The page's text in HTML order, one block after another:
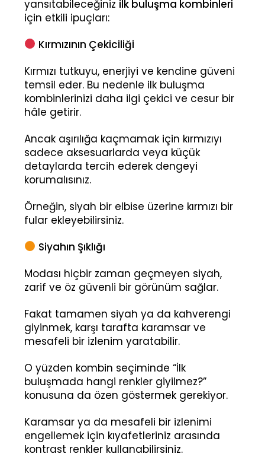
yansıtabileceğiniz ilk buluşma kombinleri
için etkili ipuçları:
Kırmızının Çekiciliği
Kırmızı tutkuyu, enerjiyi ve kendine güveni
temsil eder. Bu nedenle ilk buluşma
kombinlerinizi daha ilgi çekici ve cesur bir
hâle getirir.
Ancak aşırılığa kaçmamak için kırmızıyı
sadece aksesuarlarda veya küçük
detaylarda tercih ederek dengeyi
korumalısınız.
Örneğin, siyah bir elbise üzerine kırmızı bir
fular ekleyebilirsiniz.
Siyahın Şıklığı
Modası hiçbir zaman geçmeyen siyah,
zarif ve öz güvenli bir görünüm sağlar.
Fakat tamamen siyah ya da kahverengi
giyinmek, karşı tarafta karamsar ve
mesafeli bir izlenim yaratabilir.
O yüzden kombin seçiminde “İlk
buluşmada hangi renkler giyilmez?”
konusuna da özen göstermek gerekiyor.
Karamsar ya da mesafeli bir izlenimi
engellemek için kıyafetleriniz arasında
kontrast renkler kullanabilirsiniz.